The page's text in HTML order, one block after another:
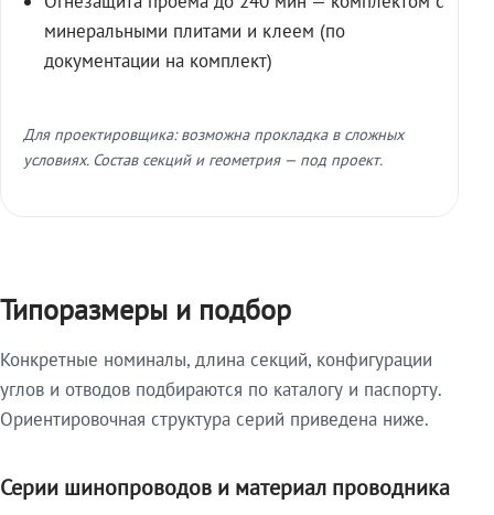
минеральными плитами и клеем (по
документации на комплект)
Для проектировщика: возможна прокладка в сложных
условиях. Состав секций и геометрия — под проект.
Типоразмеры и подбор
Конкретные номиналы, длина секций, конфигурации
углов и отводов подбираются по каталогу и паспорту.
Ориентировочная структура серий приведена ниже.
Серии шинопроводов и материал проводника